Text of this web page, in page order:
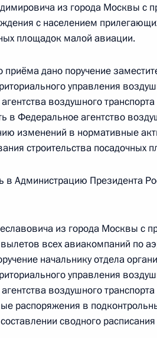
Российской Федерации
территориального
районов Федерального
января 2016 года
четверг
поручению Президента
руководителя
Александр Шуваев провёл в
по приёму граждан в
из города Москвы с
с населением
площадок малой авиации.
приёма дано поручение
управления
воздушного
в Федеральное агентство
изменений в нормативные
строительства посадочных
в Администрацию Президента
из города Москвы с
всех авиакомпаний по
начальнику отдела
управления
воздушного
распоряжения в
сводного